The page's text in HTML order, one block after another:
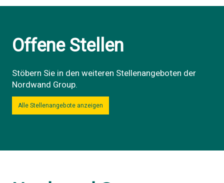
Offene Stellen
Stöbern Sie in den weiteren Stellenangeboten der
Nordwand Group.
Alle Stellenangebote anzeigen